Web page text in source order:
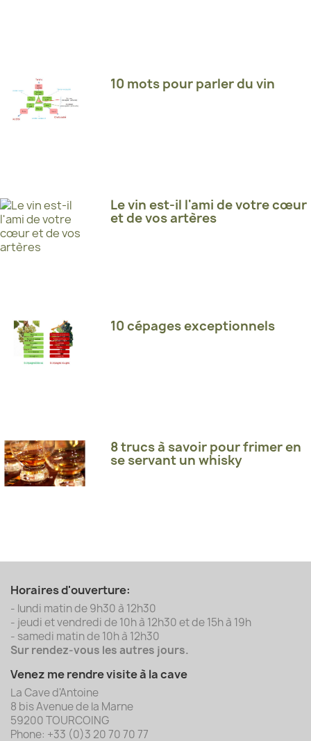
10 mots pour parler du vin
Le vin est-il l'ami de votre cœur
et de vos artères
10 cépages exceptionnels
8 trucs à savoir pour frimer en
se servant un whisky
Horaires d'ouverture:
- lundi matin de 9h30 à 12h30
- jeudi et vendredi de 10h à 12h30 et de 15h à 19h
- samedi matin de 10h à 12h30
Sur rendez-vous les autres jours.
Venez me rendre visite à la cave
La Cave d'Antoine
8 bis Avenue de la Marne
59200 TOURCOING
Phone: +33 (0)3 20 70 70 77